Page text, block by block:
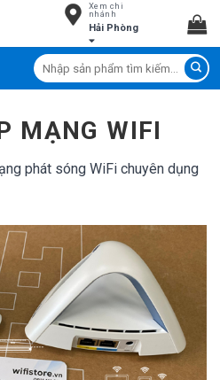
Xem chi
nhánh
Hải Phòng
Tìm
kiếm:
MẠNG WIFI
phát sóng WiFi chuyên dụng